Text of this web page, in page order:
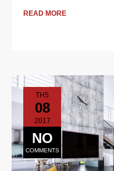
READ MORE
TH5
08
2017
NO
COMMENTS